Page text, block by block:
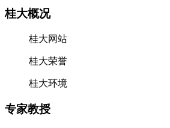
桂大概况
桂大网站
桂大荣誉
桂大环境
专家教授